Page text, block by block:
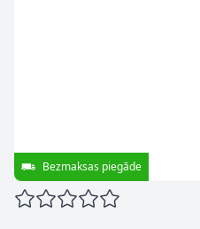
Bezmaksas piegāde